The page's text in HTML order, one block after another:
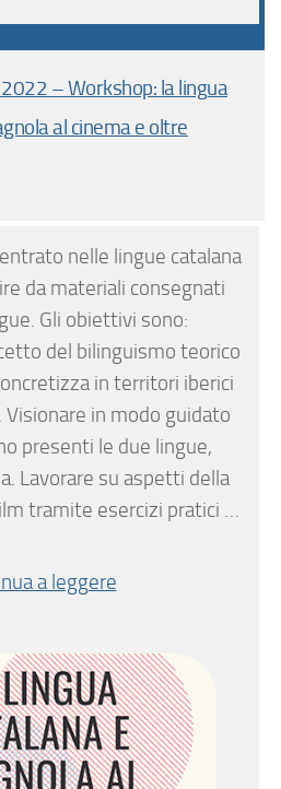
– Workshop: la lingua
al cinema e oltre
nelle lingue catalana
da materiali consegnati
Gli obiettivi sono:
del bilinguismo teorico
in territori iberici
Visionare in modo guidato
presenti le due lingue,
Lavorare su aspetti della
tramite esercizi pratici …
a leggere